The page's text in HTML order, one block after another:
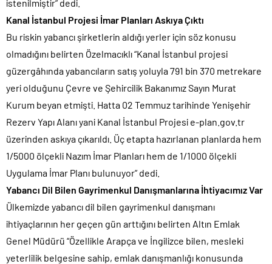
istenilmiştir” dedi.
Kanal İstanbul Projesi İmar Planları Askıya Çıktı
Bu riskin yabancı şirketlerin aldığı yerler için söz konusu
olmadığını belirten Özelmacıklı “Kanal İstanbul projesi
güzergâhında yabancıların satış yoluyla 791 bin 370 metrekare
yeri olduğunu Çevre ve Şehircilik Bakanımız Sayın Murat
Kurum beyan etmişti. Hatta 02 Temmuz tarihinde Yenişehir
Rezerv Yapı Alanı yani Kanal İstanbul Projesi e-plan.gov.tr
üzerinden askıya çıkarıldı. Üç etapta hazırlanan planlarda hem
1/5000 ölçekli Nazım İmar Planları hem de 1/1000 ölçekli
Uygulama İmar Planı bulunuyor” dedi.
Yabancı Dil Bilen Gayrimenkul Danışmanlarına İhtiyacımız Var
Ülkemizde yabancı dil bilen gayrimenkul danışmanı
ihtiyaçlarının her geçen gün arttığını belirten Altın Emlak
Genel Müdürü “Özellikle Arapça ve İngilizce bilen, mesleki
yeterlilik belgesine sahip, emlak danışmanlığı konusunda